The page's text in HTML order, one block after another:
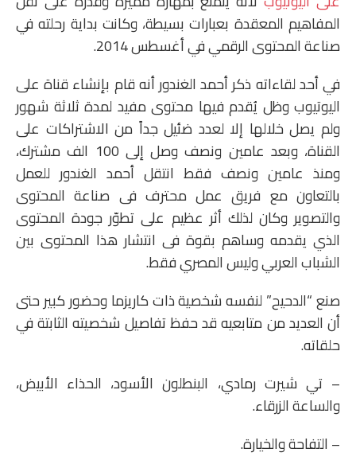
المفاهيم المعقدة بعبارات بسيطة، وكانت بداية رحلته في
صناعة المحتوى الرقمي في أغسطس 2014.
في أحد لقاءاته ذكر أحمد الغندور أنه قام بإنشاء قناة على
اليوتيوب وظل يُقدم فيها محتوى مفيد لمدة ثلاثة شهور
ولم يصل خلالها إلا لعدد ضئيل جداً من الاشتراكات على
القناة، وبعد عامين ونصف وصل إلى 100 الف مشترك،
ومنذ عامين ونصف فقط انتقل أحمد الغندور للعمل
بالتعاون مع فريق عمل محترف فى صناعة المحتوى
والتصوير وكان لذلك أثر عظيم على تطوّر جودة المحتوى
الذي يقدمه وساهم بقوة فى انتشار هذا المحتوى بين
الشباب العربي وليس المصري فقط.
صنع “الدحيح” لنفسه شخصية ذات كاريزما وحضور كبير حتى
أن العديد من متابعيه قد حفظ تفاصيل شخصيته الثابتة في
حلقاته.
– تي شيرت رمادي، البنطلون الأسود، الحذاء الأبيض،
والساعة الزرقاء.
– التفاحة والخيارة.